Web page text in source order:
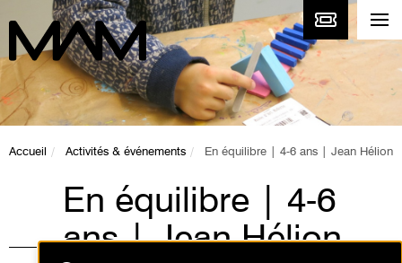
Accueil Activités & événements En équilibre | 4-6 ans | Jean Hélion
En équilibre | 4-6
ans | Jean Hélion